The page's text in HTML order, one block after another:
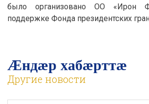
было организовано ОО «Ирон
поддержке Фонда президентских
Æндӕр хабӕрттӕ
Другие новости